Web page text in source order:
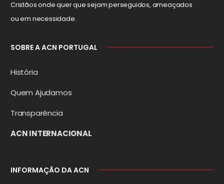
Cristãos onde quer que sejam perseguidos, ameaçados
ou em necessidade.
SOBRE A ACN PORTUGAL
História
Quem Ajudamos
Transparência
ACN INTERNACIONAL
INFORMAÇÃO DA ACN